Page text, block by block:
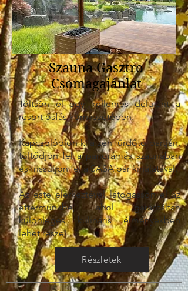
Szauna Gasztro
Csomagajánlat
Töltsön el egy kellemes délutánt a
resort ősfás környezetében.
Kapcsolódjon ki a zen fürdőtó partján,
töltődjön fel a panorámás szaunában
és frissüljön fel a SASA bár kínálatával.
Az este elérkeztével látogasson el az
éttermünkbe, ahol garantáltan
különleges kulináris élményekben
lehet része!
Részletek